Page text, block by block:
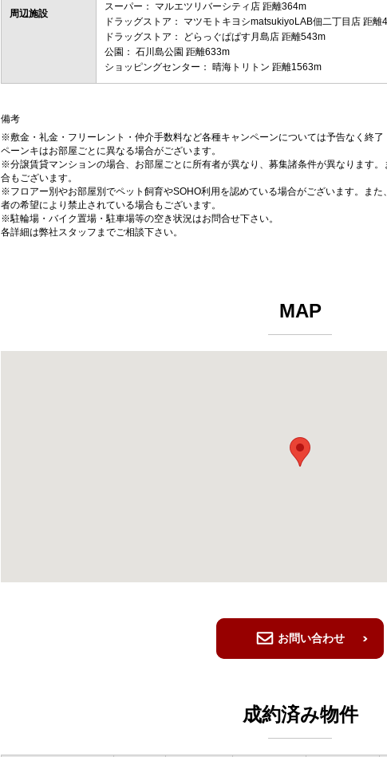
周辺施設
スーパー： マルエツリバーシティ店 距離364m
ドラッグストア： マツモトキヨシmatsukiyoLAB佃二丁目店 距離
ドラッグストア： どらっぐぱぱす月島店 距離543m
公園： 石川島公園 距離633m
ショッピングセンター： 晴海トリトン 距離1563m
備考
※敷金・礼金・フリーレント・仲介手数料など各種キャンペーンについては予告なく終
ペーンキはお部屋ごとに異なる場合がございます。
※分譲賃貸マンションの場合、お部屋ごとに所有者が異なり、募集諸条件が異なります
合もございます。
※フロアー別やお部屋別でペット飼育やSOHO利用を認めている場合がございます。ま
者の希望により禁止されている場合もございます。
※駐輪場・バイク置場・駐車場等の空き状況はお問合せ下さい。
各詳細は弊社スタッフまでご相談下さい。
MAP
お問い合わせ
成約済み物件